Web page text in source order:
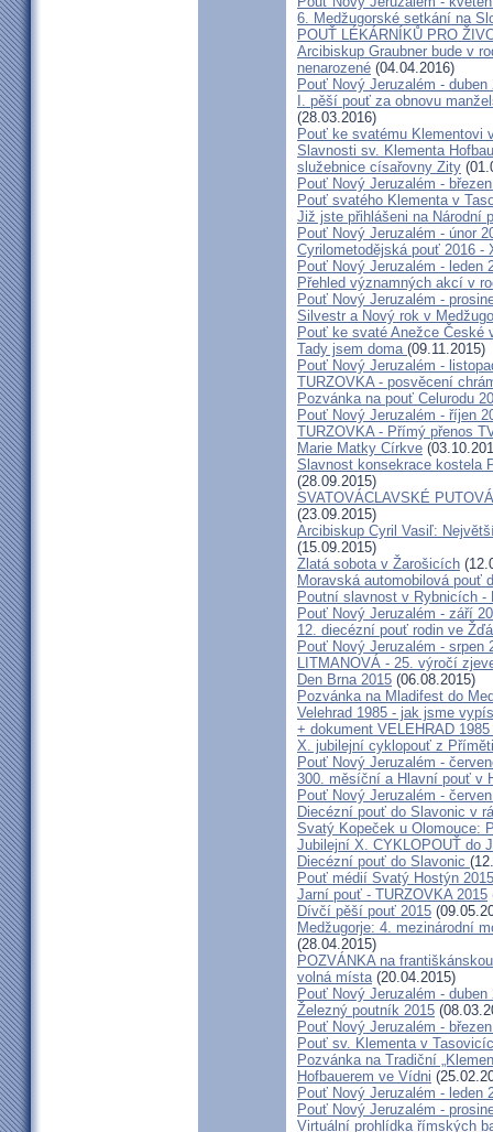
6. Medžugorské setkání na
POUŤ LÉKÁRNÍKŮ PRO
Arcibiskup Graubner bude v
nenarozené (04.04.2016)
Pouť Nový Jeruzalém - duben
I. pěší pouť za obnovu
(28.03.2016)
Pouť ke svatému Klementovi
Slavnosti sv. Klementa
služebnice císařovny Zity
Pouť Nový Jeruzalém -
Pouť svatého Klementa v
Již jste přihlášeni na Národní
Pouť Nový Jeruzalém - únor
Cyrilometodějská pouť 2016 -
Pouť Nový Jeruzalém - leden
Přehled významných akcí v
Pouť Nový Jeruzalém -
Silvestr a Nový rok v
Pouť ke svaté Anežce České
Tady jsem doma (09.11.2015)
Pouť Nový Jeruzalém -
TURZOVKA - posvěcení
Pozvánka na pouť Celurodu
Pouť Nový Jeruzalém - říjen
TURZOVKA - Přímý přenos
Marie Matky Církve
Slavnost konsekrace kostela
(28.09.2015)
SVATOVÁCLAVSKÉ
(23.09.2015)
Arcibiskup Cyril Vasiľ:
(15.09.2015)
Zlatá sobota v Žarošicích
Moravská automobilová pouť
Poutní slavnost v Rybnicích -
Pouť Nový Jeruzalém - září
12. diecézní pouť rodin ve
Pouť Nový Jeruzalém - srpen
LITMANOVÁ - 25. výročí
Den Brna 2015 (06.08.2015)
Pozvánka na Mladifest do
Velehrad 1985 - jak jsme
+ dokument VELEHRAD
X. jubilejní cyklopouť z
Pouť Nový Jeruzalém -
300. měsíční a Hlavní pouť v
Pouť Nový Jeruzalém -
Diecézní pouť do Slavonic v
Svatý Kopeček u Olomouce:
Jubilejní X. CYKLOPOUŤ do
Diecézní pouť do Slavonic
Pouť médií Svatý Hostýn 2015
Jarní pouť - TURZOVKA 2015
Dívčí pěší pouť 2015
Medžugorje: 4. mezinárodní
(28.04.2015)
POZVÁNKA na
volná místa (20.04.2015)
Pouť Nový Jeruzalém - duben
Železný poutník 2015
Pouť Nový Jeruzalém -
Pouť sv. Klementa v
Pozvánka na Tradiční
Hofbauerem ve Vídni
Pouť Nový Jeruzalém - leden
Pouť Nový Jeruzalém -
Virtuální prohlídka římských